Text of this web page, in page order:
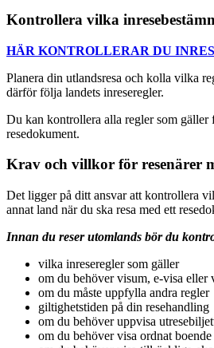
Kontrollera vilka
HÄR KONTROLLERAR DU
Planera din utlandsresa och kolla vilka
därför följa landets inreseregler.
Du kan kontrollera alla regler som gäller
resedokument.
Krav och villkor för resenärer
Det ligger på ditt ansvar att kontrollera
annat land när du ska resa med ett
Innan du reser utomlands bör du
vilka inreseregler som gäller
om du behöver visum, e-visa eller
om du måste uppfylla andra regler
giltighetstiden på din resehandling
om du behöver uppvisa
om du behöver visa ordnat